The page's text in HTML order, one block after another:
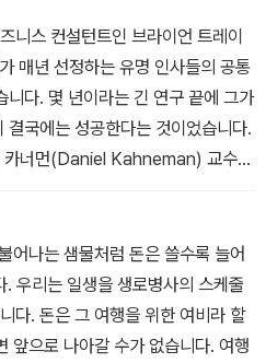
니스 컨설턴트인 브라이언 트레이
년 선정하는 유명 인사들의 공통
니다. 몇 년이라는 긴 연구 끝에 그가
국에는 성공한다는 것이었습니다.
카너먼(Daniel Kahneman) 교수
은 지능이나 학벌, 운이 아니라 바
어나는 샘물처럼 돈은 쓸수록 늘어
. 우리는 일생을 생로병사의 스케줄
다. 돈은 그 여행을 위한 여비라 할
앞으로 나아갈 수가 없습니다. 여행